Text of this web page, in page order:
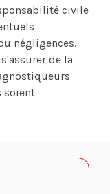
civile
négligences.
de la
soient